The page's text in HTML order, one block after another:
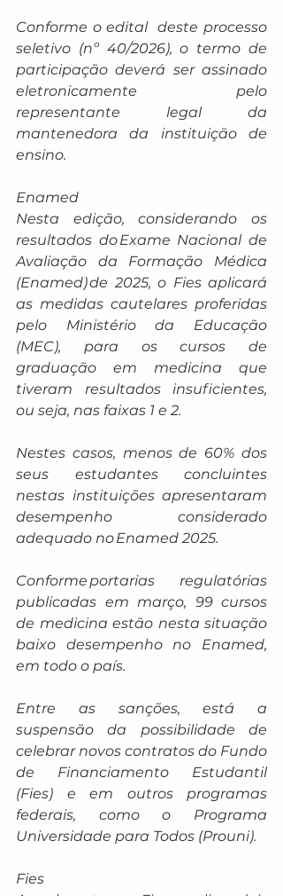
Conforme o edital  deste processo
seletivo (nº 40/2026), o termo de
participação deverá ser assinado
eletronicamente pelo
representante legal da
mantenedora da instituição de
ensino.
Enamed
Nesta edição, considerando os
resultados do Exame Nacional de
Avaliação da Formação Médica
(Enamed) de 2025, o Fies aplicará
as medidas cautelares proferidas
pelo Ministério da Educação
(MEC), para os cursos de
graduação em medicina que
tiveram resultados insuficientes,
ou seja, nas faixas 1 e 2.
Nestes casos, menos de 60% dos
seus estudantes concluintes
nestas instituições apresentaram
desempenho considerado
adequado no Enamed 2025.
Conforme portarias regulatórias
publicadas em março, 99 cursos
de medicina estão nesta situação
baixo desempenho no Enamed,
em todo o país.
Entre as sanções, está a
suspensão da possibilidade de
celebrar novos contratos do Fundo
de Financiamento Estudantil
(Fies) e em outros programas
federais, como o Programa
Universidade para Todos (Prouni).
Fies